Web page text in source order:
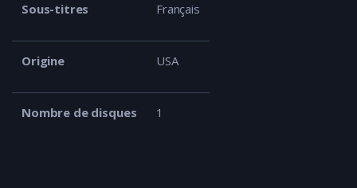
Sous-titres Français
Origine USA
Nombre de disques 1